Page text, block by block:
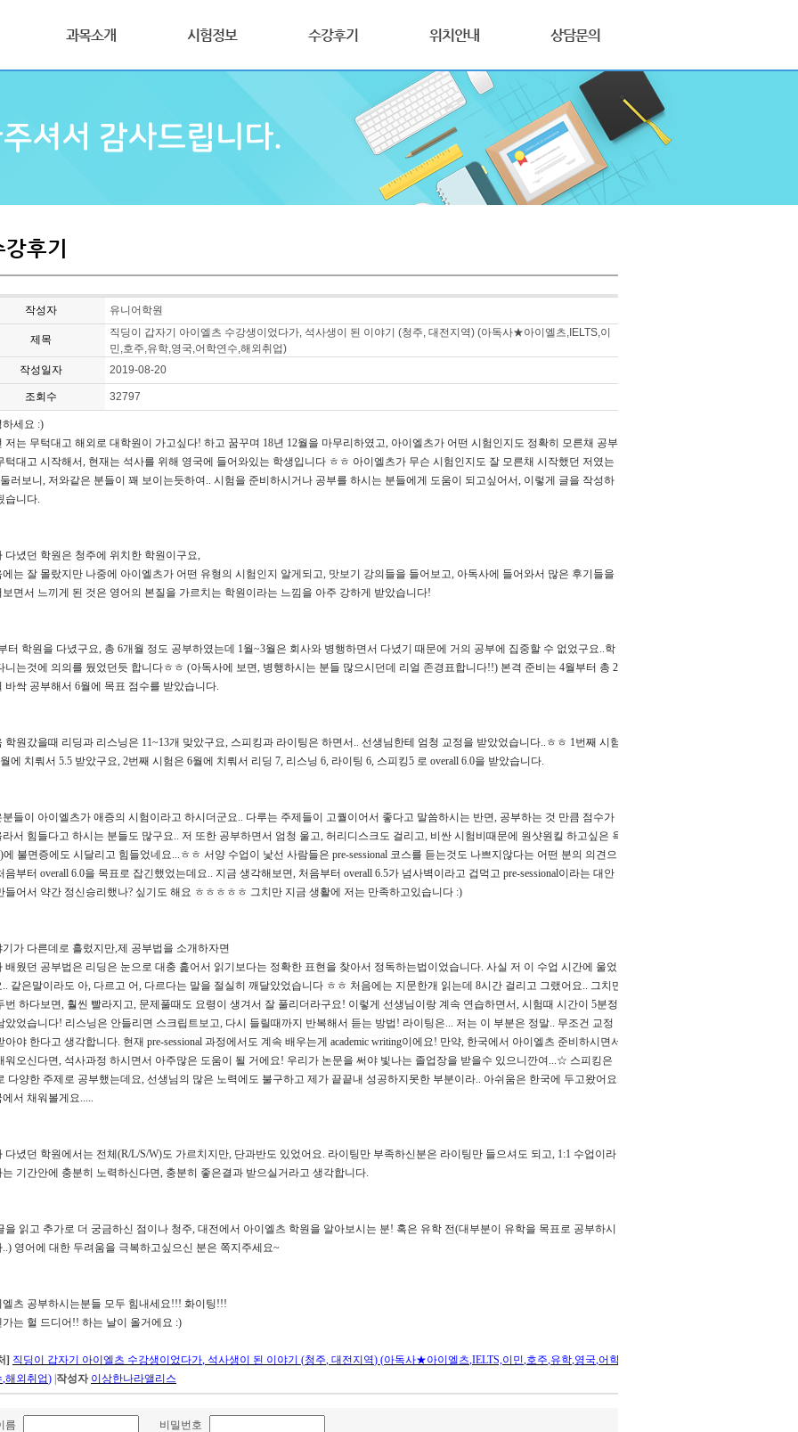
과목소개 시험정보 수강후기 위치안내 상담문의
후기
작성자 유니어학원
제목
직딩이 갑자기 아이엘츠 수강생이었다가, 석사생이 된 이야기 (청주, 대전지역) (아독사★아이엘츠,IELTS,이
민,호주,유학,영국,어학연수,해외취업)
작성일자
2019-08-20
조회수 32797
하세요 :)
저는 무턱대고 해외로 대학원이 가고싶다! 하고 꿈꾸며 18년 12월을 마무리하였고, 아이엘츠가 어떤 시험인지도 정확히 모른채 공부
턱대고 시작해서, 현재는 석사를 위해 영국에 들어와있는 학생입니다 ㅎㅎ 아이엘츠가 무슨 시험인지도 잘 모른채 시작했던 저였는
둘러보니 , 저와같은 분들이 꽤 보이는듯하여 .. 시험을 준비하시거나 공부를 하시는 분들에게 도움이 되고싶어서, 이렇게 글을 작성하
습니다.
다녔던 학원은 청주에 위치한 학원이구요,
에는 잘 몰랐지만 나중에 아이엘츠가 어떤 유형의 시험인지 알게되고, 맛보기 강의들을 들어보고, 아독사에 들어와서 많은 후기들을
보면서 느끼게 된 것은 영어의 본질을 가르치는 학원이라는 느낌을 아주 강하게 받았습니다!
터 학원을 다녔구요, 총 6개월 정도 공부하였는데 1월~3월은 회사와 병행하면서 다녔기 때문에 거의 공부에 집중할 수 없었구요..학
니는것에 의의를 뒀었던듯 합니다ㅎㅎ (아독사에 보면, 병행하시는 분들 많으시던데 리얼 존경표합니다!!) 본격 준비는 4월부터 총 2
바싹 공부해서 6월에 목표 점수를 받았습니다.
학원갔을때 리딩과 리스닝은 11~13개 맞았구요, 스피킹과 라이팅은 하면서 .. 선생님한테 엄청 교정을 받았었습니다.. ㅎㅎ 1번째 시험
월에 치뤄서 5.5 받았구요, 2번째 시험은 6월에 치뤄서 리딩 7, 리스닝 6, 라이팅 6, 스피킹5 로 overall 6.0을 받았습니다.
분들이 아이엘츠가 애증의 시험이라고 하시더군요.. 다루는 주제들이 고퀄이어서 좋다고 말씀하시는 반면, 공부하는 것 만큼 점수가
라서 힘들다고 하시는 분들도 많구요.. 저 또한 공부하면서 엄청 울고, 허리디스크도 걸리고, 비싼 시험비때문에 원샷원킬 하고싶은 욕
에 불면증에도 시달리고 힘들었네요... ㅎㅎ 서양 수업이 낯선 사람들은 pre-sessional 코스를 듣는것도 나쁘지않다는 어떤 분의 의견으
음부터 overall 6.0을 목표로 잡긴했었는데요.. 지금 생각해보면, 처음부터 overall 6.5가 넘사벽이라고 겁먹고 pre-sessional이라는 대안
들어서 약간 정신승리했나? 싶기도 해요 ㅎㅎㅎㅎㅎ 그치만 지금 생활에 저는 만족하고있습니다 :)
기가 다른데로 흘렀지만,제 공부법을 소개하자면
배웠던 공부법은 리딩은 눈으로 대충 훑어서 읽기보다는 정확한 표현을 찾아서 정독하는법이었습니다. 사실 저 이 수업 시간에 울었
.. 같은말이라도 아, 다르고 어, 다르다는 말을 절실히 깨달았었습니다 ㅎㅎ 처음에는 지문한개 읽는데 8시간 걸리고 그랬어요.. 그치만
번 하다보면, 훨씬 빨라지고, 문제풀때도 요령이 생겨서 잘 풀리더라구요! 이렇게 선생님이랑 계속 연습하면서, 시험때 시간이 5분정
았었습니다! 리스닝은 안들리면 스크립트보고, 다시 들릴때까지 반복해서 듣는 방법 ! 라이팅은... 저는 이 부분은 정말.. 무조건 교정
아야 한다고 생각합니다. 현재 pre-sessional 과정에서도 계속 배우는게 academic writing이에요! 만약, 한국에서 아이엘츠 준비하시면서
워오신다면, 석사과정 하시면서 아주많은 도움이 될 거에요! 우리가 논문을 써야 빛나는 졸업장을 받을수 있으니깐여 ...☆ 스피킹은
다양한 주제로 공부했는데요, 선생님의 많은 노력에도 불구하고 제가 끝끝내 성공하지못한 부분이라.. 아쉬움은 한국에 두고왔어요
에서 채워볼게요.....
다녔던 학원에서는 전체 (R/L/S/W)도 가르치지만, 단과반도 있었어요. 라이팅만 부족하신분은 라이팅만 들으셔도 되고, 1:1 수업이라
는 기간안에 충분히 노력하신다면, 충분히 좋은결과 받으실거라고 생각합니다.
을 읽고 추가로 더 궁금하신 점이나 청주, 대전에서 아이엘츠 학원을 알아보시는 분! 혹은 유학 전(대부분이 유학을 목표로 공부하시
..) 영어에 대한 두려움을 극복하고싶으신 분은 쪽지주세요~
엘츠 공부하시는분들 모두 힘내세요!!! 화이팅!!!
는 헐 드디어 !! 하는 날이 올거에요 :)
] 직딩이 갑자기 아이엘츠 수강생이었다가, 석사생이 된 이야기 (청주, 대전지역) (아독사★아이엘츠,IELTS,이민,호주,유학,영국,어학
,해외취업) 작성자 이상한나라앨리스
름 비밀번호